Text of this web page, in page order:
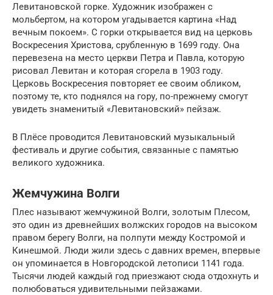
Левитановской горке. Художник изображен с
мольбертом, на котором угадывается картина «Над
вечным покоем». С горки открывается вид на церковь
Воскресения Христова, срубленную в 1699 году. Она
перевезена на место церкви Петра и Павла, которую
рисовал Левитан и которая сгорела в 1903 году.
Церковь Воскресения повторяет ее своим обликом,
поэтому те, кто поднялся на гору, по-прежнему смогут
увидеть знаменитый «Левитановский» пейзаж.
В Плёсе проводится Левитановский музыкальный
фестиваль и другие события, связанные с памятью
великого художника.
Жемчужина Волги
Плес называют жемчужиной Волги, золотым Плесом,
это один из древнейших волжских городов на высоком
правом берегу Волги, на полпути между Костромой и
Кинешмой. Люди жили здесь с давних времен, впервые
он упоминается в Новгородской летописи 1141 года.
Тысячи людей каждый год приезжают сюда отдохнуть и
полюбоваться удивительными пейзажами.